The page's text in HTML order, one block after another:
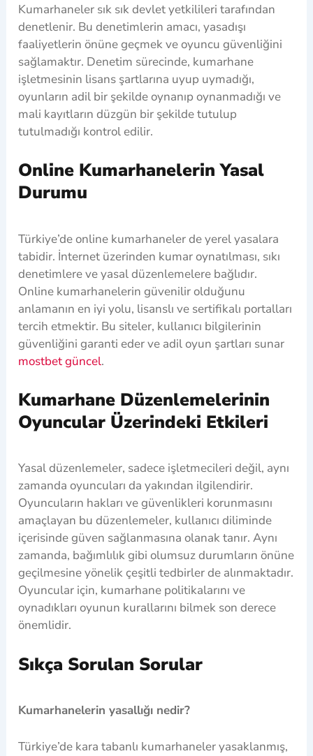
Kumarhaneler sık sık devlet yetkilileri tarafından
denetlenir. Bu denetimlerin amacı, yasadışı
faaliyetlerin önüne geçmek ve oyuncu güvenliğini
sağlamaktır. Denetim sürecinde, kumarhane
işletmesinin lisans şartlarına uyup uymadığı,
oyunların adil bir şekilde oynanıp oynanmadığı ve
mali kayıtların düzgün bir şekilde tutulup
tutulmadığı kontrol edilir.
Online Kumarhanelerin Yasal
Durumu
Türkiye’de online kumarhaneler de yerel yasalara
tabidir. İnternet üzerinden kumar oynatılması, sıkı
denetimlere ve yasal düzenlemelere bağlıdır.
Online kumarhanelerin güvenilir olduğunu
anlamanın en iyi yolu, lisanslı ve sertifikalı portalları
tercih etmektir. Bu siteler, kullanıcı bilgilerinin
güvenliğini garanti eder ve adil oyun şartları sunar
mostbet güncel.
Kumarhane Düzenlemelerinin
Oyuncular Üzerindeki Etkileri
Yasal düzenlemeler, sadece işletmecileri değil, aynı
zamanda oyuncuları da yakından ilgilendirir.
Oyuncuların hakları ve güvenlikleri korunmasını
amaçlayan bu düzenlemeler, kullanıcı diliminde
içerisinde güven sağlanmasına olanak tanır. Aynı
zamanda, bağımlılık gibi olumsuz durumların önüne
geçilmesine yönelik çeşitli tedbirler de alınmaktadır.
Oyuncular için, kumarhane politikalarını ve
oynadıkları oyunun kurallarını bilmek son derece
önemlidir.
Sıkça Sorulan Sorular
Kumarhanelerin yasallığı nedir?
Türkiye’de kara tabanlı kumarhaneler yasaklanmış,